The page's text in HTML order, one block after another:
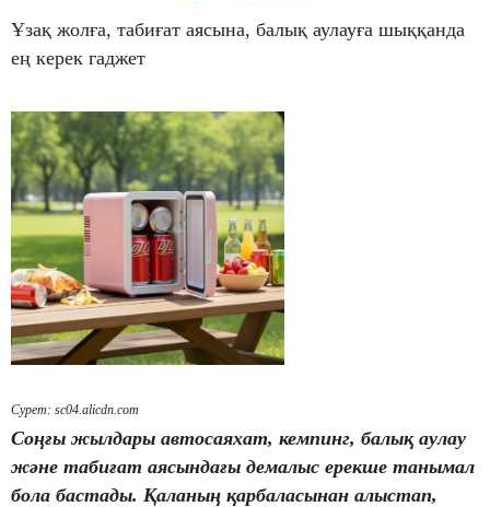
Ұзақ жолға, табиғат аясына, балық аулауға шыққанда
ең керек гаджет
Сурет: sc04.alicdn.com
Соңғы жылдары автосаяхат, кемпинг, балық аулау
және табиғат аясындағы демалыс ерекше танымал
бола бастады. Қаланың қарбаласынан алыстап,